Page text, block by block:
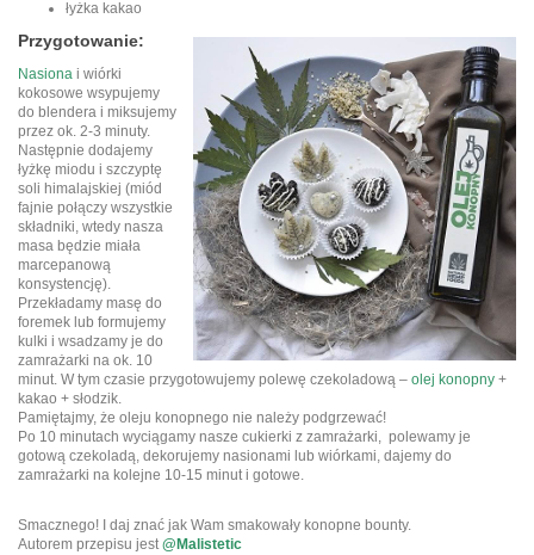
łyżka kakao
Przygotowanie:
Nasiona i wiórki
kokosowe wsypujemy
do blendera i miksujemy
przez ok. 2-3 minuty.
Następnie dodajemy
łyżkę miodu i szczyptę
soli himalajskiej (miód
fajnie połączy wszystkie
składniki, wtedy nasza
masa będzie miała
marcepanową
konsystencję).
Przekładamy masę do
foremek lub formujemy
kulki i wsadzamy je do
zamrażarki na ok. 10
minut. W tym czasie przygotowujemy polewę czekoladową – olej konopny +
kakao + słodzik.
Pamiętajmy, że oleju konopnego nie należy podgrzewać!
Po 10 minutach wyciągamy nasze cukierki z zamrażarki, polewamy je
gotową czekoladą, dekorujemy nasionami lub wiórkami, dajemy do
zamrażarki na kolejne 10-15 minut i gotowe.
Smacznego! I daj znać jak Wam smakowały konopne bounty.
Autorem przepisu jest@Malistetic